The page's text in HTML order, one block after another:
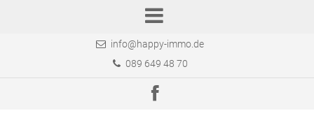
info@happy-immo.de
089 649 48 70